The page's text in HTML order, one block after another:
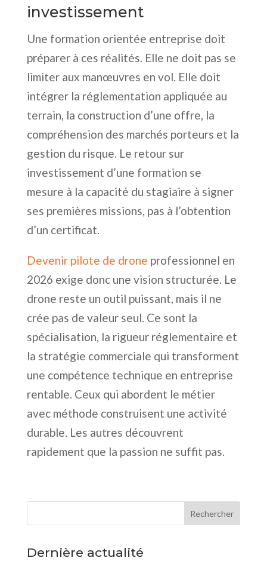
investissement
Une formation orientée entreprise doit
préparer à ces réalités. Elle ne doit pas se
limiter aux manœuvres en vol. Elle doit
intégrer la réglementation appliquée au
terrain, la construction d’une offre, la
compréhension des marchés porteurs et la
gestion du risque. Le retour sur
investissement d’une formation se
mesure à la capacité du stagiaire à signer
ses premières missions, pas à l’obtention
d’un certificat.
Devenir pilote de drone professionnel en
2026 exige donc une vision structurée. Le
drone reste un outil puissant, mais il ne
crée pas de valeur seul. Ce sont la
spécialisation, la rigueur réglementaire et
la stratégie commerciale qui transforment
une compétence technique en entreprise
rentable. Ceux qui abordent le métier
avec méthode construisent une activité
durable. Les autres découvrent
rapidement que la passion ne suffit pas.
Dernière actualité